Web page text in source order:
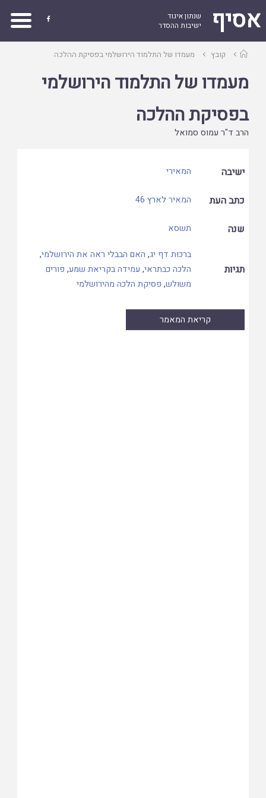
אסיף
שנתון איגוד
ישיבות ההסדר

עמודקובץ מעמדו של התלמוד הירושלמי בפסיקת ההלכה
מעמדו של התלמוד הירושלמי
בפסיקת ההלכה
הרב ד"ר עמוס סמואל
ישיבה המאירי
כתב העת המאיר לארץ 46
שנה תשסא
תגיות
ברכות דף יג, האם הבבלי ראה את הירושלמי,
הלכה כבתראי, עמידה בקריאת שמע, פורים
משולש, פסיקת הלכה מהירושלמי
קריאת המאמר